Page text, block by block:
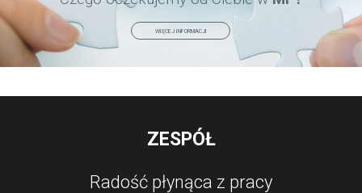
WIĘCEJ INFORMACJI
ZESPÓŁ
Radość płynąca z pracy